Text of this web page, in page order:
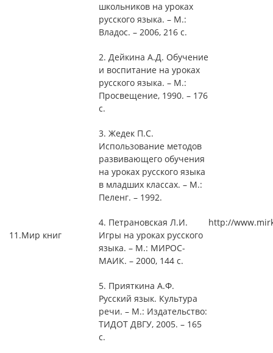
11.Мир книг
школьников на уроках
русского языка. – М.:
Владос. – 2006, 216 с.
2. Дейкина А.Д. Обучение
и воспитание на уроках
русского языка. – М.:
Просвещение, 1990. – 176
с.
3. Жедек П.С.
Использование методов
развивающего обучения
на уроках русского языка
в младших классах. – М.:
Пеленг. – 1992.
4. Петрановская Л.И.
Игры на уроках русского
языка. – М.: МИРОС-
МАИК. – 2000, 144 с.
5. Прияткина А.Ф.
Русский язык. Культура
речи. – М.: Издательство:
ТИДОТ ДВГУ, 2005. – 165
с.
http://